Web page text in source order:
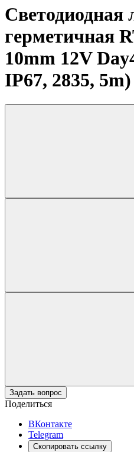
Светодиодная
герметичная
10mm 12V
IP67, 2835,
Задать вопрос
Поделиться
ВКонтакте
Telegram
Скопировать ссылку